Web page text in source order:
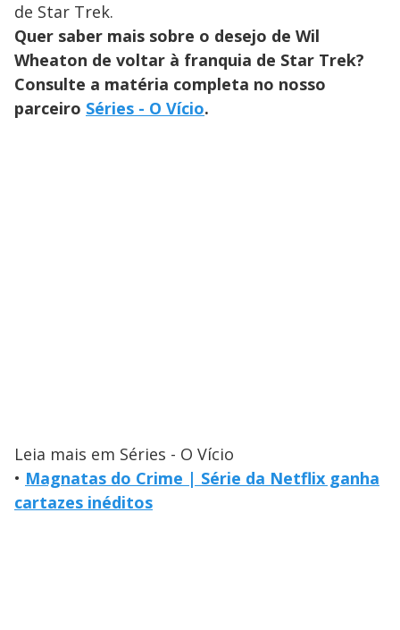
de Star Trek.
Quer saber mais sobre o desejo de Wil
Wheaton de voltar à franquia de Star Trek?
Consulte a matéria completa no nosso
parceiro Séries - O Vício.
Leia mais em Séries - O Vício
• Magnatas do Crime | Série da Netflix ganha
cartazes inéditos